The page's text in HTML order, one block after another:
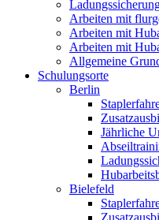
Arbeiten mit
Arbeiten mit
Arbeiten mit
Allgemeine
Schulungsorte
Berlin
Jährliche
Bielefeld